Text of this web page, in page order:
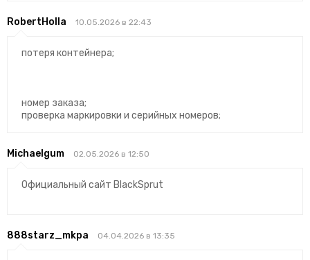
RobertHolla 10.05.2026 в 22:43
потеря контейнера;
номер заказа;
проверка маркировки и серийных номеров;
Michaelgum 02.05.2026 в 12:50
Официальный сайт BlackSprut
888starz_mkpa 04.04.2026 в 13:35